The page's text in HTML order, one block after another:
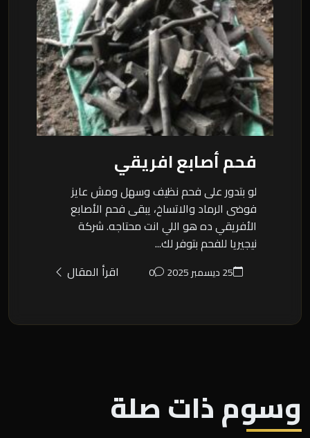
فحم أصابع افريقي
لو بتدور على فحم نظيف وسهل ومش عايز
فوضى الرماد والاتساخ، يبقى فحم الأصابع
الأفريقي ده هو اللي انت محتاجه. شركة
نيجيريا للفحم بتوفر لك...
25 ديسمبر 2025 0 اقرأ المقال
وسوم ذات صلة